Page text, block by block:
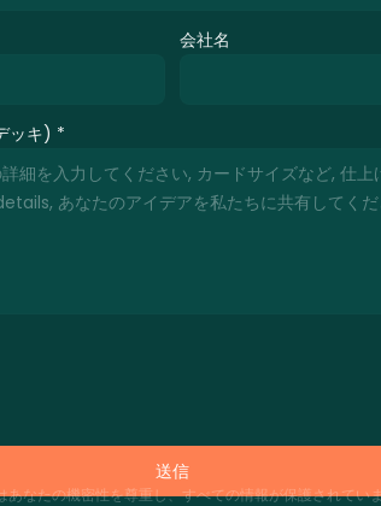
会社名
ッキ) *
送信
あなたの機密性を尊重し、すべての情報が保護されてい